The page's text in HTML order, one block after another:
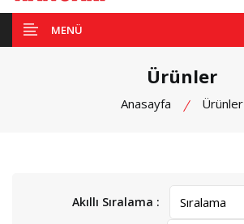
MENÜ
Ürünler
Anasayfa Ürünler
Akıllı Sıralama :